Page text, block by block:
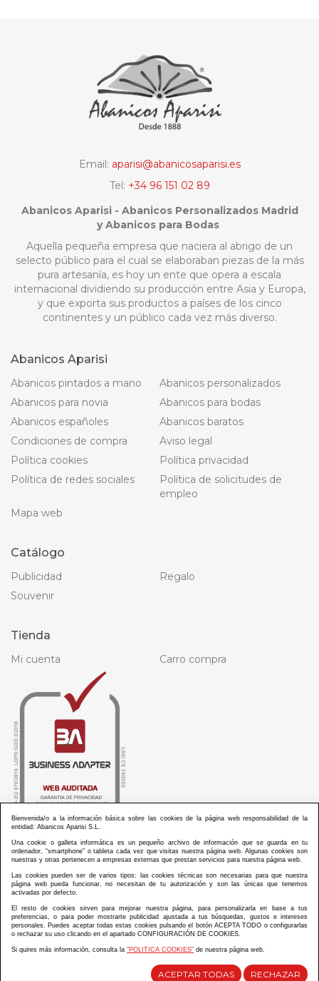
Email: aparisi@abanicosaparisi.es
Tel: +34 96 151 02 89
Abanicos Aparisi - Abanicos Personalizados Madrid
y Abanicos para Bodas
Aquella pequeña empresa que naciera al abrigo de un
selecto público para el cual se elaboraban piezas de la más
pura artesanía, es hoy un ente que opera a escala
internacional dividiendo su producción entre Asia y Europa,
y que exporta sus productos a países de los cinco
continentes y un público cada vez más diverso.
Abanicos Aparisi
Abanicos pintados a mano
Abanicos personalizados
Abanicos para novia
Abanicos para bodas
Abanicos españoles
Abanicos baratos
Condiciones de compra
Aviso legal
Política cookies
Política privacidad
Política de redes sociales
Política de solicitudes de
empleo
Mapa web
Catálogo
Publicidad
Regalo
Souvenir
Tienda
Mi cuenta Carro compra
ABANICOS APARISI S.L. ha recibido por parte de La Generalitat Valenciana, la cantidad de
100.000 € en apoyo al proyecto HISOLV/2021/3933/46 del PLAN EMPRESARIAL “PLAN RESISITIR
ABANICOS APARISI S.L. ha recibido por parte de La Generalitat Valenciana, la cantidad de 7.000
€ en apoyo al proyecto CMARTE/2021/265/46 del PLAN AYUDAS DIRECTAS ARTESANIA “CMARTE”.
Diseño y desarrollo web Im3diA comunicación
Bienvenida/o a la información básica sobre las cookies de la página web responsabilidad de la
entidad: Abanicos Aparisi S.L.
Una cookie o galleta informática es un pequeño archivo de información que se guarda en tu
ordenador, “smartphone” o tableta cada vez que visitas nuestra página web. Algunas cookies son
nuestras y otras pertenecen a empresas externas que prestan servicios para nuestra página web.
Las cookies pueden ser de varios tipos: las cookies técnicas son necesarias para que nuestra
página web pueda funcionar, no necesitan de tu autorización y son las únicas que tenemos
activadas por defecto.
El resto de cookies sirven para mejorar nuestra página, para personalizarla en base a tus
preferencias, o para poder mostrarte publicidad ajustada a tus búsquedas, gustos e intereses
personales. Puedes aceptar todas estas cookies pulsando el botón ACEPTA TODO o configurarlas
o rechazar su uso clicando en el apartado CONFIGURACIÓN DE COOKIES.
Si quires más información, consulta la “POLITICA COOKIES” de nuestra página web.
ACEPTAR TODAS RECHAZAR